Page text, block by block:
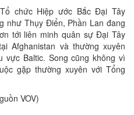
chức Hiệp ước Bắc Đại Tây
như Thụy Điển, Phần Lan đang
tới liên minh quân sự Đại Tây
Afghanistan và thường xuyên
vực Baltic. Song cũng không vì
gặp thường xuyên với Tổng
VOV)